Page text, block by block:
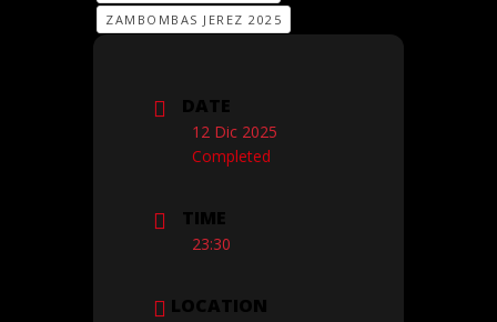
ZAMBOMBAS JEREZ 2025
DATE
12 Dic 2025
Completed
TIME
23:30
LOCATION